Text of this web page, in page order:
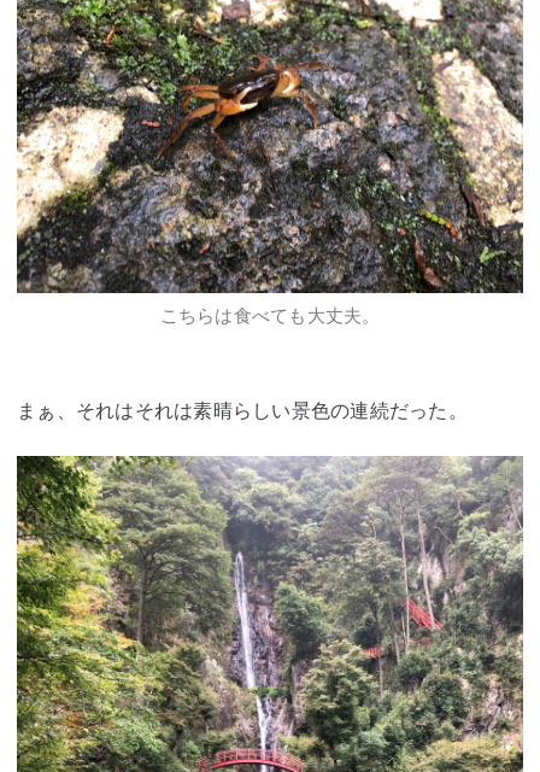
こちらは食べても大丈夫。
まぁ、それはそれは素晴らしい景色の連続だった。